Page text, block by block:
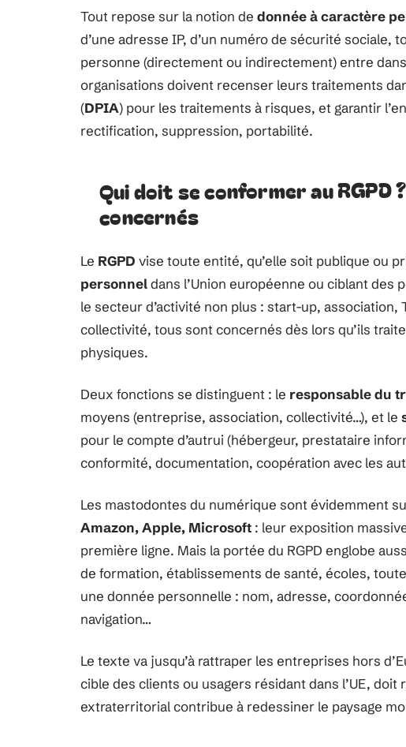
Tout repose sur la notion de donnée à caractère
d’une adresse IP, d’un numéro de sécurité
personne (directement ou indirectement) entre
organisations doivent recenser leurs traitements
(DPIA) pour les traitements à risques, et garantir
rectification, suppression, portabilité.
Qui doit se conformer au RGPD
concernés
Le RGPD vise toute entité, qu’elle soit publique ou
personneldans l’Union européenne ou ciblant
le secteur d’activité non plus : start-up,
collectivité, tous sont concernés dès lors qu’ils
physiques.
Deux fonctions se distinguent : le responsable du
moyens (entreprise, association, collectivité…), et le
pour le compte d’autrui (hébergeur, prestataire
conformité, documentation, coopération avec les
Les mastodontes du numérique sont évidemment
Amazon, Apple, Microsoft : leur exposition
première ligne. Mais la portée du RGPD englobe
de formation, établissements de santé, écoles,
une donnée personnelle : nom, adresse,
navigation…
Le texte va jusqu’à rattraper les entreprises hors
cible des clients ou usagers résidant dans l’UE,
extraterritorial contribue à redessiner le paysage